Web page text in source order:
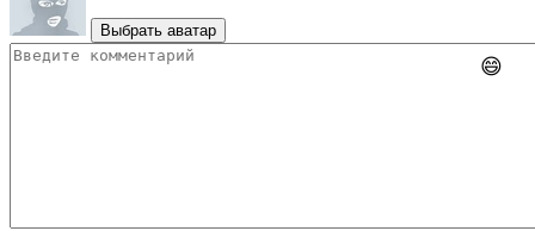
Выбрать аватар
😄